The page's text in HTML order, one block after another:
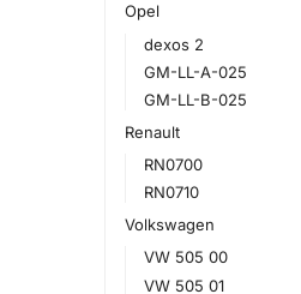
Opel
dexos 2
GM-LL-A-025
GM-LL-B-025
Renault
RN0700
RN0710
Volkswagen
VW 505 00
VW 505 01